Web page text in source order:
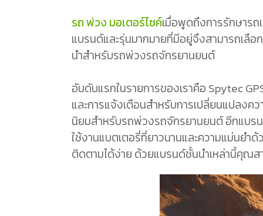
รถ พ่วง มอเตอร์ไซค์เมื่อพูดถึงการรักษาร
แบรนด์และรุ่นมากมายที่มีอยู่จึงสามารถเลื
นำสำหรับรถพ่วงรถจักรยานยนต์
อันดับแรกในรายการของเราคือ Spytec
และการแจ้งเตือนสำหรับการเปลี่ยนแปลง
นิยมสำหรับรถพ่วงรถจักรยานยนต์ อีกแบ
ใช้งานแบตเตอรี่ที่ยาวนานและความแม่นยำ
ติดตามได้ง่าย ด้วยแบรนด์ชั้นนำเหล่านี้คุณ